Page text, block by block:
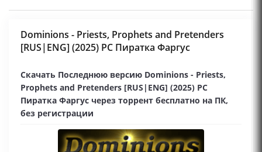
Dominions - Priests, Prophets and Pretenders
[RUS|ENG] (2025) PC Пиратка Фаргус
Скачать Последнюю версию Dominions - Priests,
Prophets and Pretenders [RUS|ENG] (2025) PC
Пиратка Фаргус через торрент бесплатно на ПК,
без регистрации